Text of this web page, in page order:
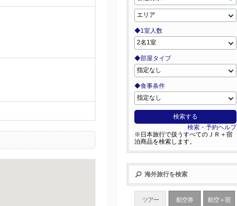
◆1室人数
◆部屋タイプ
◆食事条件
検索する
検索・予約ヘルプ
※日本旅行で扱うすべてのＪＲ＋宿
泊商品を検索します。
海外旅行を検索
ツアー 航空券 航空＋宿